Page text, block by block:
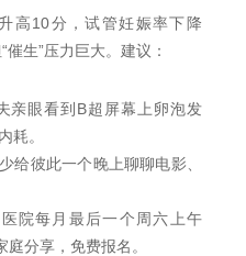
高10分，试管妊娠率下降
生”压力巨大。建议：
亲眼看到B超屏幕上卵泡发
耗。
给彼此一个晚上聊聊电影、
院每月最后一个周六上午
庭分享，免费报名。